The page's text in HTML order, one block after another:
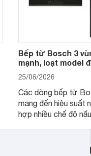
Bếp từ Bosch 3
mạnh, loạt model
25/06/2026
Các dòng bếp từ
mang đến hiệu suất
hợp nhiều chế độ
vùng nấu đáng mua